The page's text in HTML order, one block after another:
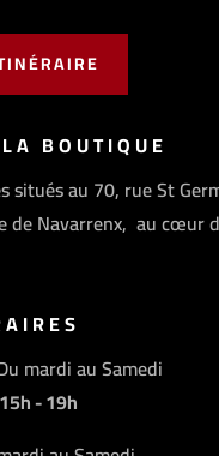
BOUTIQUE
situés au 70, rue St
de Navarrenx, au cœur
mardi au Samedi
- 19h